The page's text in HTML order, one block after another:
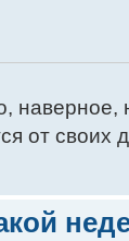
от своих